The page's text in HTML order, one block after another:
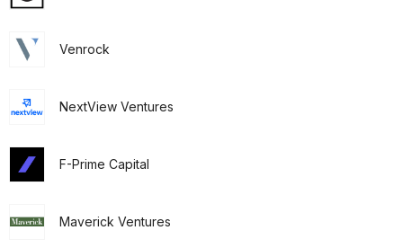
Venrock
NextView Ventures
F-Prime Capital
Maverick Ventures